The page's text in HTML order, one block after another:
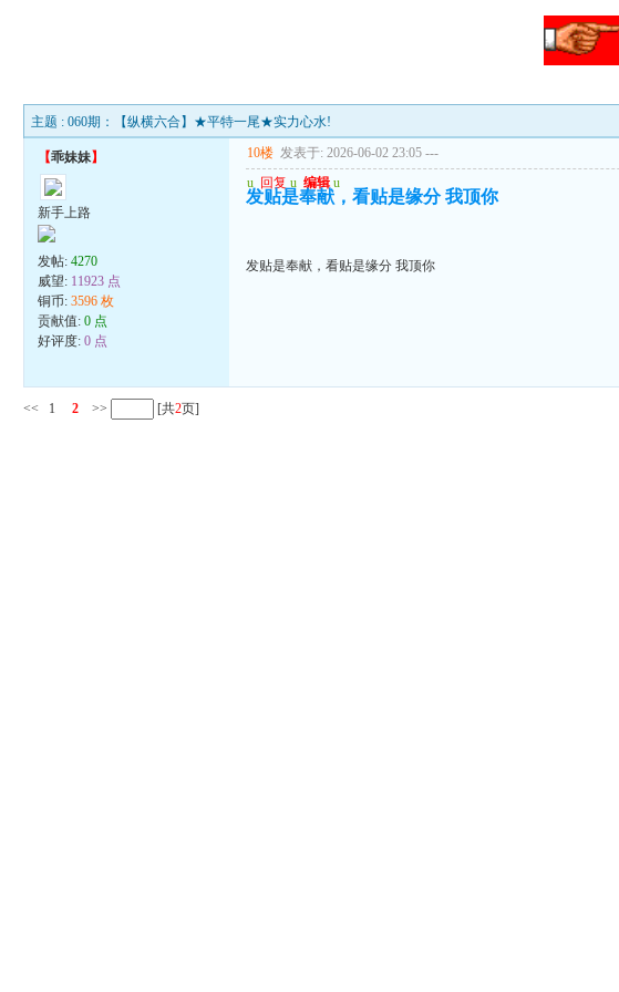
主题 : 060期：【纵横六合】★平特一尾★实力心水!
【乖妹妹】
新手上路
发帖:4270
威望: 11923 点
铜币:3596 枚
贡献值:0 点
好评度:0 点
10楼 发表于: 2026-06-02 23:05 ---
u 回复 u 编辑 u
发贴是奉献，看贴是缘分 我顶你
发贴是奉献，看贴是缘分 我顶你
<< 1 2 >> [共2页]